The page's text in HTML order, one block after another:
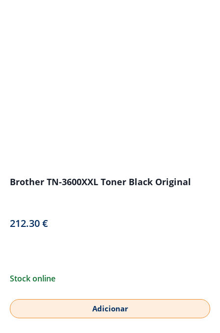
Brother TN-3600XXL Toner Black Original
212.30€
Stock online
Adicionar